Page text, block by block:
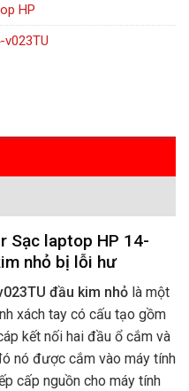
HP
Sạc laptop HP 14-
nhỏ bị lỗi hư
đầu kim nhỏ là một
xách tay có cấu tạo gồm
kết nối hai đầu ổ cắm và
nó được cắm vào máy tính
cấp nguồn cho máy tính